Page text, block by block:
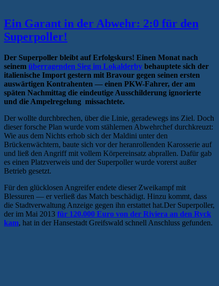
Ein Garant in der Abwehr: 2:0 für den
Superpoller!
Der Superpoller bleibt auf Erfolgskurs! Einen Monat nach
seinem überragenden Sieg im Lokalderby behauptete sich der
italienische Import gestern mit Bravour gegen seinen ersten
auswärtigen Kontrahenten — einen PKW-Fahrer, der am
späten Nachmittag die eindeutige Ausschilderung ignorierte
und die Ampelregelung missachtete.
Der wollte durchbrechen, über die Linie, geradewegs ins Ziel. Doch
dieser forsche Plan wurde vom stählernen Abwehrchef durchkreuzt:
Wie aus dem Nichts erhob sich der Maldini unter den
Brückenwächtern, baute sich vor der heranrollenden Karosserie auf
und ließ den Angriff mit vollem Körpereinsatz abprallen. Dafür gab
es einen Platzverweis und der Superpoller wurde vorerst außer
Betrieb gesetzt.
Für den glücklosen Angreifer endete dieser Zweikampf mit
Blessuren — er verließ das Match beschädigt. Hinzu kommt, dass
die Stadtverwaltung Anzeige gegen ihn erstattet hat.Der Superpoller,
der im Mai 2013 für 120.000 Euro von der Riviera an den Ryck
kam, hat in der Hansestadt Greifswald schnell Anschluss gefunden.